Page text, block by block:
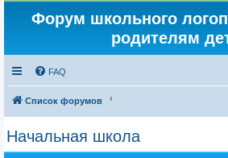
Форум школьного
родителям
FAQ
Список форумов
Начальная школа